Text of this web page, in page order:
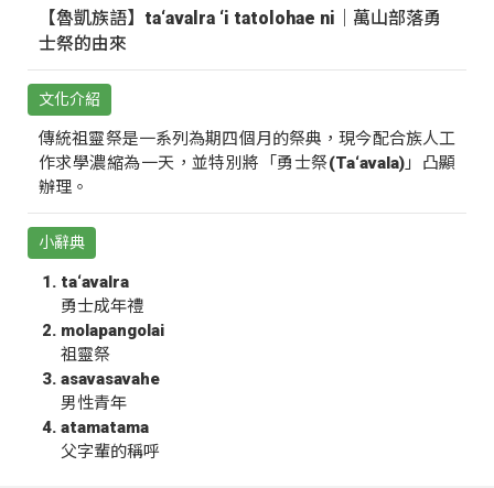
【魯凱族語】ta‘avalra ‘i tatolohae ni｜萬山部落勇
士祭的由來
文化介紹
傳統祖靈祭是一系列為期四個月的祭典，現今配合族人工
作求學濃縮為一天，並特別將「勇士祭(Ta‘avala)」凸顯
辦理。
小辭典
ta‘avalra
勇士成年禮
molapangolai
祖靈祭
asavasavahe
男性青年
atamatama
父字輩的稱呼